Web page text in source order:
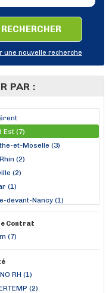
RECHERCHER
une nouvelle recherche
PAR :
Est (7)
et-Moselle (3)
(2)
(2)
(1)
devant-Nancy (1)
Haut-Rhin (1)
(1)
François (1)
Contrat
(7)
RH (1)
(2)